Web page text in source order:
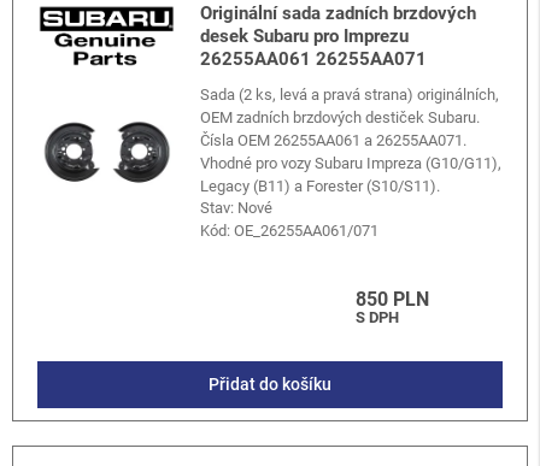
Originální sada zadních brzdových
desek Subaru pro Imprezu
26255AA061 26255AA071
Sada (2 ks, levá a pravá strana) originálních,
OEM zadních brzdových destiček Subaru.
Čísla OEM 26255AA061 a 26255AA071.
Vhodné pro vozy Subaru Impreza (G10/G11),
Legacy (B11) a Forester (S10/S11).
Stav: Nové
Kód:OE_26255AA061/071
850 PLN
S DPH
Přidat do košíku